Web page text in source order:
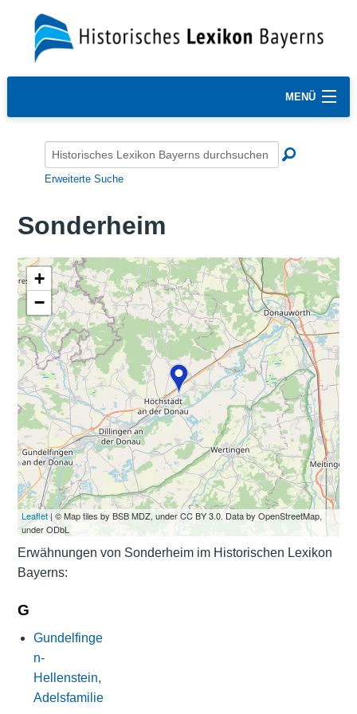
MENÜ
Erweiterte Suche
Sonderheim
+
−
Leaflet| © Map tiles by BSB MDZ, under CC BY 3.0. Data by OpenStreetMap,
under ODbL
Erwähnungen von Sonderheim im Historischen Lexikon
Bayerns:
G
Gundelfinge
n-
Hellenstein,
Adelsfamilie